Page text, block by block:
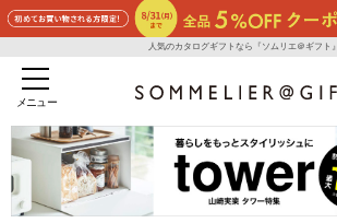
人気のカタログギフトなら『ソムリエ＠ギフト』
メニュー